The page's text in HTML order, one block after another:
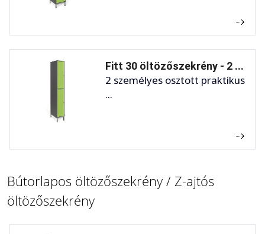
Fitt 30 öltözőszekrény - 2 ...
2 személyes osztott praktikus
...
Bútorlapos öltözőszekrény / Z-ajtós
öltözőszekrény